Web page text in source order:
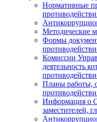
Нормативные
Методические
Формы
Комиссии
деятельность
Планы работы,
Информация о
заместителей,